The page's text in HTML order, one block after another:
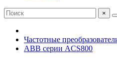
×
Частотные
ABB серии ACS800